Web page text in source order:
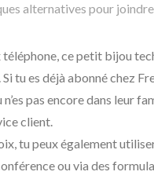
alternatives pour
téléphone, ce petit bijou
tu es déjà abonné chez
pas encore dans leur
client.
tu peux également
ou via des